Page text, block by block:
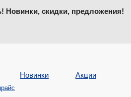
Новинки, скидки, предложения!
Новинки Акции